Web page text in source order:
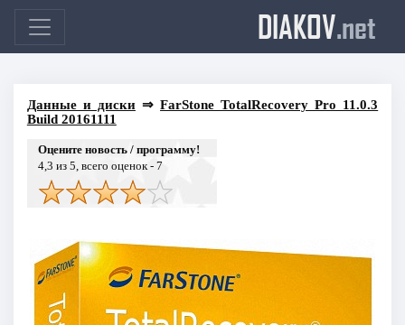
DIAKOV.net
Данные и диски⇒FarStone TotalRecovery Pro 11.0.3
Build 20161111
Оцените новость / программу!
4,3 из 5, всего оценок - 7